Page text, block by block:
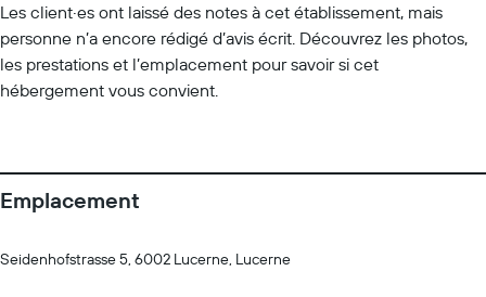
Les client·es ont laissé des notes à cet établissement, mais
personne n’a encore rédigé d’avis écrit. Découvrez les photos,
les prestations et l’emplacement pour savoir si cet
hébergement vous convient.
Emplacement
Seidenhofstrasse 5, 6002 Lucerne, Lucerne